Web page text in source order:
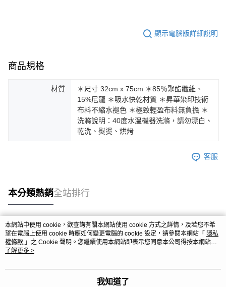
顯示電腦版詳細說明
商品規格
材質
＊尺寸 32cm x 75cm ＊85％聚酯纖維、
15%尼龍 ＊吸水快乾材質 ＊昇華染印技術
布料不縮水褪色 ＊極致輕盈布料無負擔 ＊
洗滌說明：40度水溫機器洗滌，請勿漂白、
乾洗、熨燙、烘烤
客服
本分類熱銷全站排行
熱門標籤
本網站中使用 cookie，欲查詢有關本網站使用 cookie 方式之詳情，及若您不希
望在電腦上使用 cookie 時應如何變更電腦的 cookie 設定，請參閱本網站「 隱私
權條款 」之 Cookie 聲明。您繼續使用本網站即表示您同意本公司得按本網站使
用條款之 Cookie 聲明使用 cookie。
了解更多 >
我知道了